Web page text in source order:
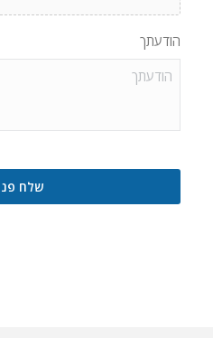
Accepted
file
types:
jpeg,
gif,
הודעתך